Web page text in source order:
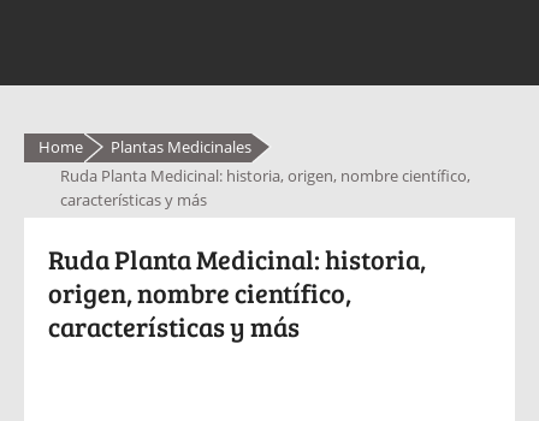
Home
Plantas Medicinales
Ruda Planta Medicinal: historia, origen, nombre científico,
características y más
Ruda Planta Medicinal: historia,
origen, nombre científico,
características y más